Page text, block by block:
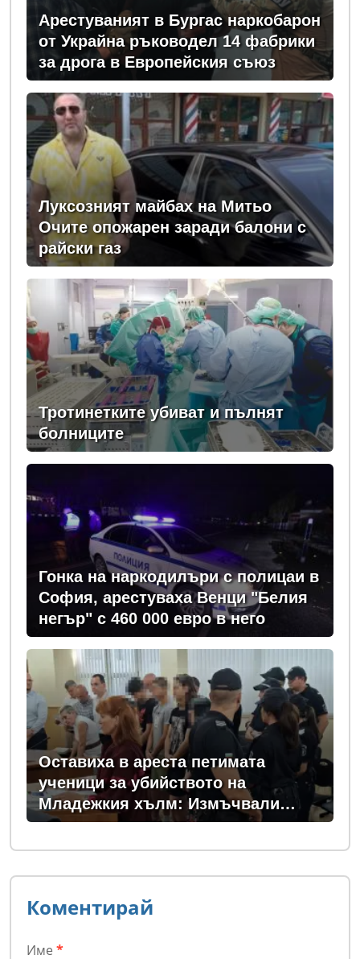
Арестуваният в Бургас наркобарон
от Украйна ръководел 14 фабрики
за дрога в Европейския съюз
Луксозният майбах на Митьо
Очите опожарен заради балони с
райски газ
Тротинетките убиват и пълнят
болниците
Гонка на наркодилъри с полицаи в
София, арестуваха Венци "Белия
негър" с 460 000 евро в него
Оставиха в ареста петимата
ученици за убийството на
Младежкия хълм: Измъчвали
Георги час, гаврили се с него и го
обрали
Коментирай
Име *